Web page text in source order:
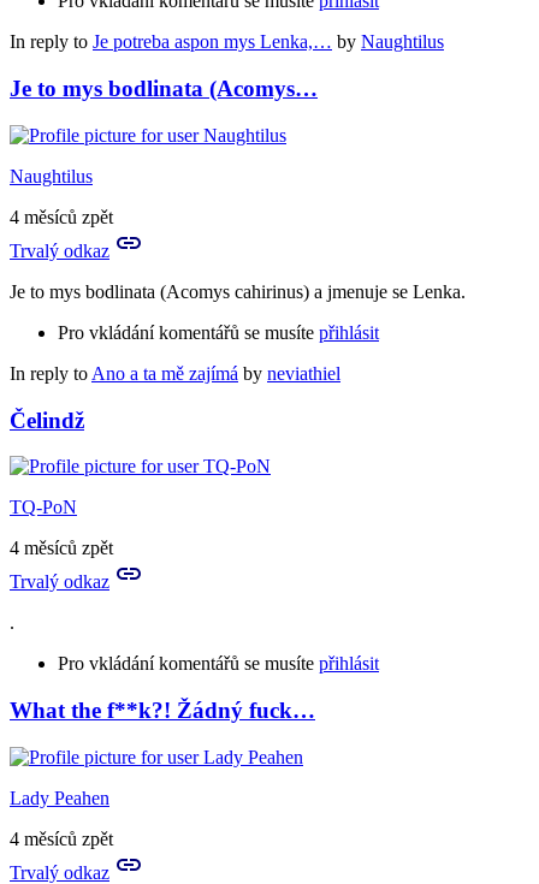
In reply to Je potreba aspon mys Lenka,… by Naughtilus
Je to mys bodlinata (Acomys…
Naughtilus
4 měsíců zpět
Trvalý odkaz
Je to mys bodlinata (Acomys cahirinus) a jmenuje se Lenka.
Pro vkládání komentářů se musíte přihlásit
In reply to Ano a ta mě zajímá by neviathiel
Čelindž
TQ-PoN
4 měsíců zpět
Trvalý odkaz
.
Pro vkládání komentářů se musíte přihlásit
What the f**k?! Žádný fuck…
Lady Peahen
4 měsíců zpět
Trvalý odkaz